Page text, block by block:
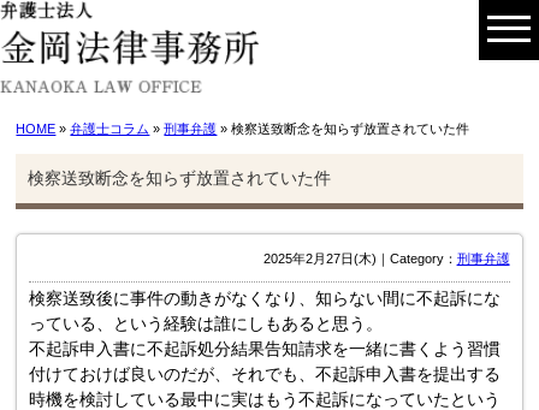
HOME »弁護士コラム »刑事弁護 » 検察送致断念を知らず放置されていた件
検察送致断念を知らず放置されていた件
2025年2月27日(木)｜Category： 刑事弁護
検察送致後に事件の動きがなくなり、知らない間に不起訴にな
っている、という経験は誰にしもあると思う。
不起訴申入書に不起訴処分結果告知請求を一緒に書くよう習慣
付けておけば良いのだが、それでも、不起訴申入書を提出する
時機を検討している最中に実はもう不起訴になっていたという